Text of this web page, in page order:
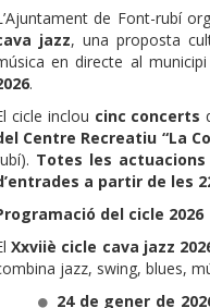
de Font-rubí
jazz, una proposta
en directe al
.
cicle inclou cinc concerts
Centre Recreatiu “La
Totes les
a partir de les
del cicle 2026
Xxviiè cicle cava jazz
jazz, swing, blues,
24 de gener de